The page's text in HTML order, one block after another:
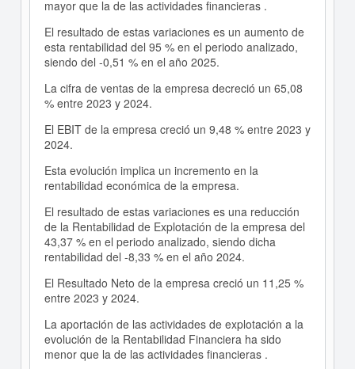
mayor que la de las actividades financieras .
El resultado de estas variaciones es un aumento de
esta rentabilidad del 95 % en el periodo analizado,
siendo del -0,51 % en el año 2025.
La cifra de ventas de la empresa decreció un 65,08
% entre 2023 y 2024.
El EBIT de la empresa creció un 9,48 % entre 2023 y
2024.
Esta evolución implica un incremento en la
rentabilidad económica de la empresa.
El resultado de estas variaciones es una reducción
de la Rentabilidad de Explotación de la empresa del
43,37 % en el periodo analizado, siendo dicha
rentabilidad del -8,33 % en el año 2024.
El Resultado Neto de la empresa creció un 11,25 %
entre 2023 y 2024.
La aportación de las actividades de explotación a la
evolución de la Rentabilidad Financiera ha sido
menor que la de las actividades financieras .